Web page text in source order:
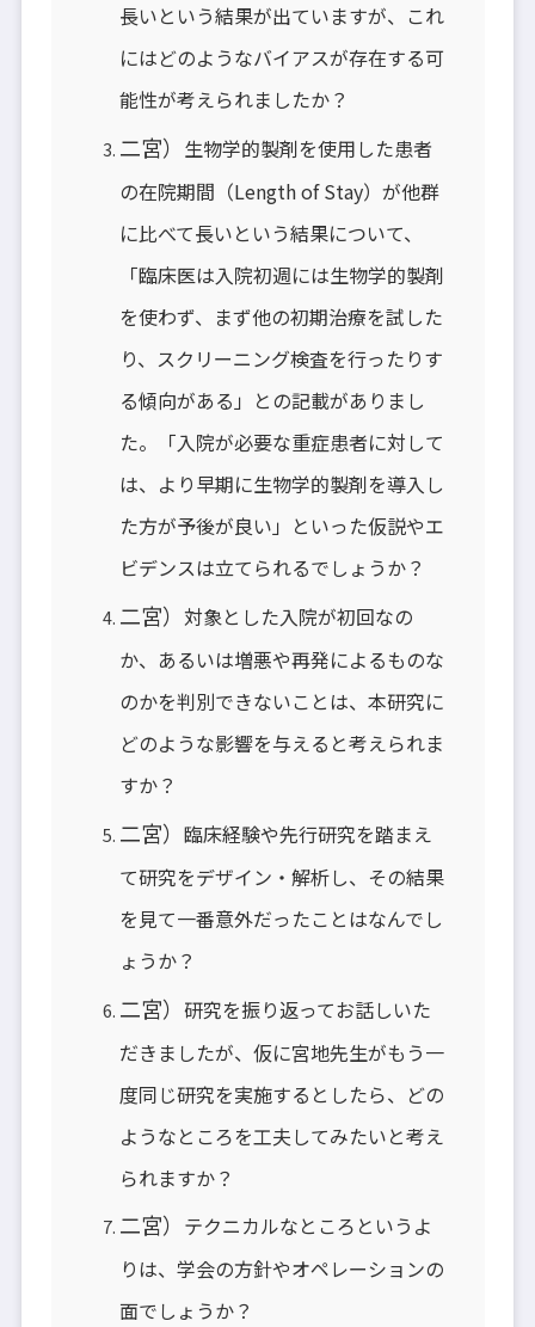
長いという結果が出ていますが、これ
にはどのようなバイアスが存在する可
能性が考えられましたか？
二宮） 生物学的製剤を使用した患者
の在院期間（Length of Stay）が他群
に比べて長いという結果について、
「臨床医は入院初週には生物学的製剤
を使わず、まず他の初期治療を試した
り、スクリーニング検査を行ったりす
る傾向がある」との記載がありまし
た。「入院が必要な重症患者に対して
は、より早期に生物学的製剤を導入し
た方が予後が良い」といった仮説やエ
ビデンスは立てられるでしょうか？
二宮）対象とした入院が初回なの
か、あるいは増悪や再発によるものな
のかを判別できないことは、本研究に
どのような影響を与えると考えられま
すか？
二宮）臨床経験や先行研究を踏まえ
て研究をデザイン・解析し、その結果
を見て一番意外だったことはなんでし
ょうか？
二宮）研究を振り返ってお話しいた
だきましたが、仮に宮地先生がもう一
度同じ研究を実施するとしたら、どの
ようなところを工夫してみたいと考え
られますか？
二宮） テクニカルなところというよ
りは、学会の方針やオペレーションの
面でしょうか？